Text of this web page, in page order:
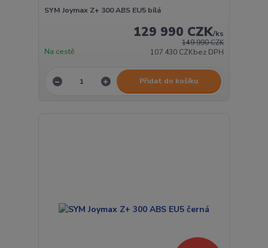
SYM Joymax Z+ 300 ABS EU5 bílá
149 990 CZK
129 990 CZK/ks
107 430 CZKbez DPH
Na cestě
Přidat do košíku